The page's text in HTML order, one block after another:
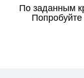
По заданным
Попробуйте